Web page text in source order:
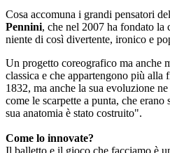
Cosa accomuna i grandi pensatori
Pennini, che nel 2007 ha fondato la
niente di così divertente, ironico e
Un progetto coreografico ma anche
classica e che appartengono più
1832, ma anche la sua evoluzione ne
come le scarpette a punta, che
sua anatomia è stato costruito".
Come lo innovate?